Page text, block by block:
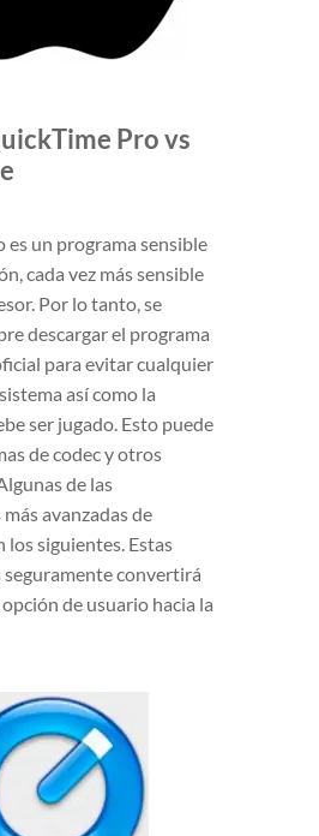
Pro vs
es un programa sensible
cada vez más sensible
Por lo tanto, se
descargar el programa
para evitar cualquier
así como la
ser jugado. Esto puede
de codec y otros
de las
avanzadas de
los siguientes. Estas
convertirá
de usuario hacia la